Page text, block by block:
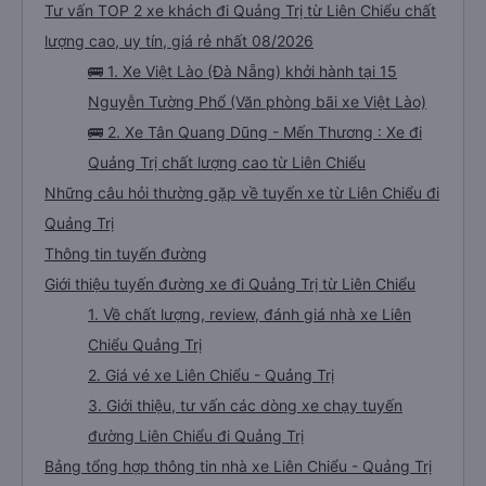
Tư vấn TOP 2 xe khách đi Quảng Trị từ Liên Chiểu chất
lượng cao, uy tín, giá rẻ nhất 08/2026
🚌 1. Xe Việt Lào (Đà Nẵng) khởi hành tại 15
Nguyễn Tường Phổ (Văn phòng bãi xe Việt Lào)
🚌 2. Xe Tân Quang Dũng - Mến Thương : Xe đi
Quảng Trị chất lượng cao từ Liên Chiểu
Những câu hỏi thường gặp về tuyến xe từ Liên Chiểu đi
Quảng Trị
Thông tin tuyến đường
Giới thiệu tuyến đường xe đi Quảng Trị từ Liên Chiểu
1. Về chất lượng, review, đánh giá nhà xe Liên
Chiểu Quảng Trị
2. Giá vé xe Liên Chiểu - Quảng Trị
3. Giới thiệu, tư vấn các dòng xe chạy tuyến
đường Liên Chiểu đi Quảng Trị
Bảng tổng hợp thông tin nhà xe Liên Chiểu - Quảng Trị